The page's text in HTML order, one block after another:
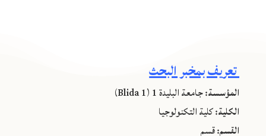
تعريف بمخبر البحث
المؤسسة:جامعة البليدة 1 (Blida 1)
الكلية:كلية التكنولوجيا
القسم:قسم